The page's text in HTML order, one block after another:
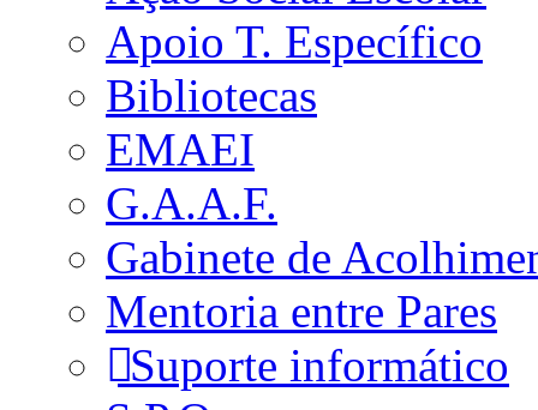
Apoio T. Específico
Bibliotecas
EMAEI
G.A.A.F.
Gabinete de
Mentoria entre Pares
Suporte informático